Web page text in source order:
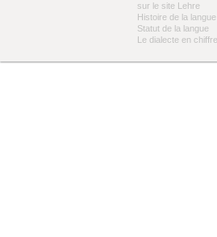
sur le site Lehre
Histoire de la langue
Statut de la langue
Le dialecte en